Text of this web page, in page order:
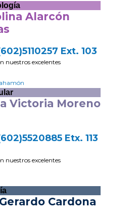
Alarcón
Ext. 103
nuestros excelentes
Victoria Moreno
Etx. 113
nuestros excelentes
Cardona